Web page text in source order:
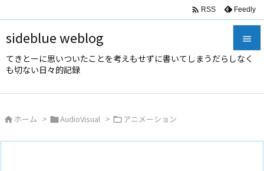
sideblue weblog
てきとーに思いついたことを考えもせずに書いてしまうだらしなく
も切ない日々的記録



 RSS Feedly
 ホーム > AudioVisual > アニメーション